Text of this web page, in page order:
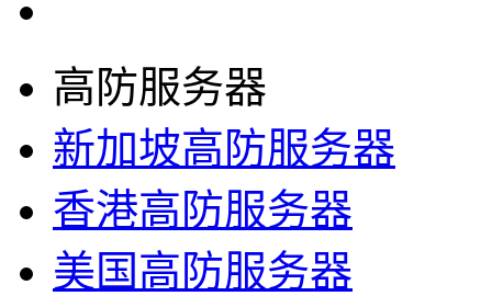
高防服务器
新加坡高防服务器
香港高防服务器
美国高防服务器